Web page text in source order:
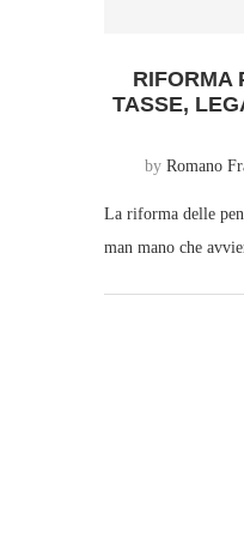
RIFORMA
TASSE,
byRomano
La riforma delle
man mano che